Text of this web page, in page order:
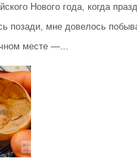
Нового года, когда
позади, мне довелось
месте —...